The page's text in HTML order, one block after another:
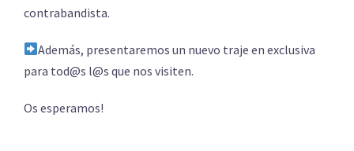
contrabandista.
Además, presentaremos un nuevo traje en exclusiva
para tod@s l@s que nos visiten.
Os esperamos!